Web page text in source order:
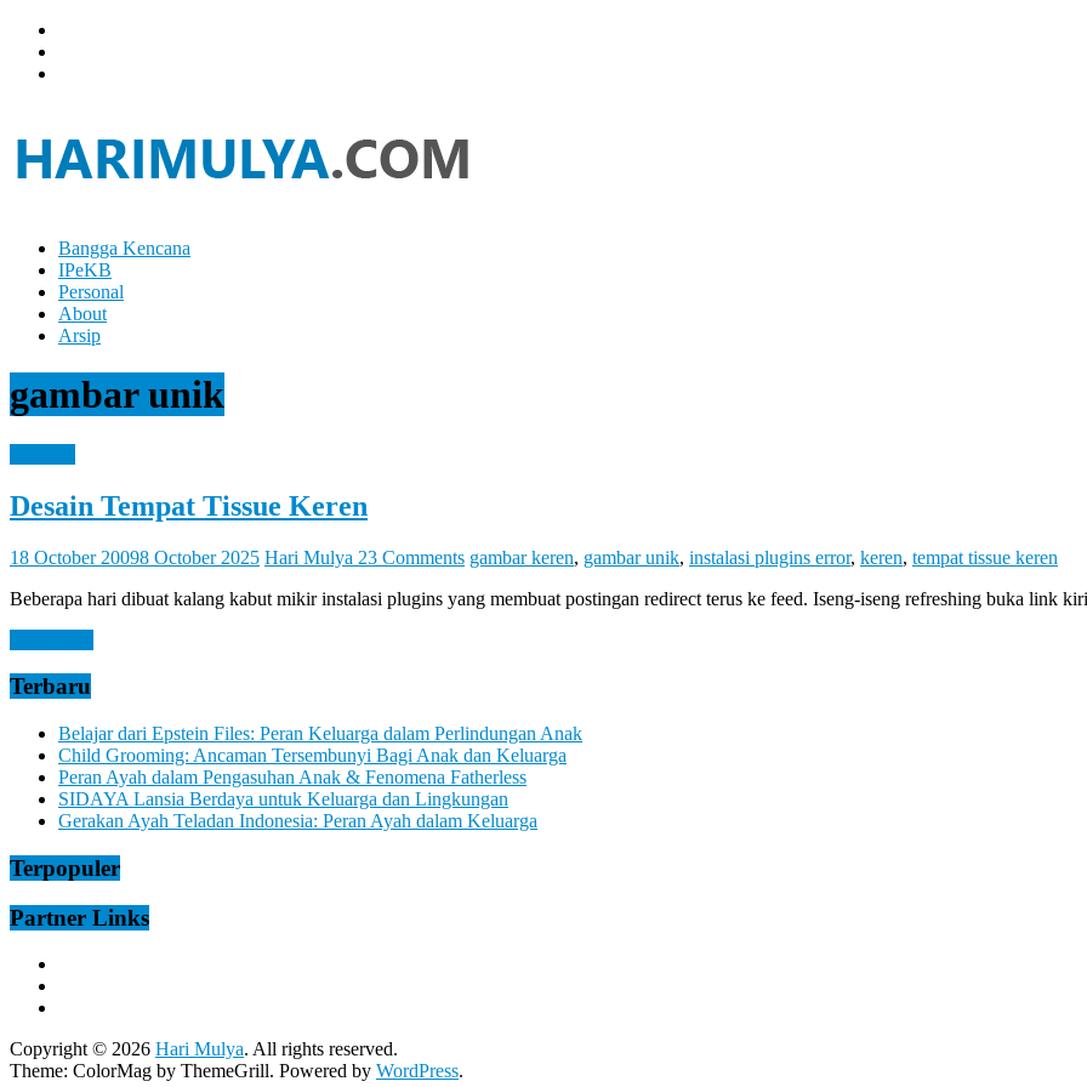
Skip
content
Hari
Mulya
Brain
Can
Analyze
Right
Brain
You
Feel
It
Bangga Kencana
IPeKB
Personal
About
Arsip
gambar unik
Desain Tempat Tissue Keren
18 October 20098 October 2025 Hari Mulya 23 Comments gambar keren, gambar unik, instalasi plugins error, keren, tempat tissue keren
Beberapa hari dibuat kalang kabut mikir instalasi plugins yang membuat postingan redirect terus ke feed. Iseng-iseng refreshing buka link
Terbaru
Belajar dari Epstein Files: Peran Keluarga dalam Perlindungan Anak
Child Grooming: Ancaman Tersembunyi Bagi Anak dan Keluarga
Peran Ayah dalam Pengasuhan Anak & Fenomena Fatherless
SIDAYA Lansia Berdaya untuk Keluarga dan Lingkungan
Gerakan Ayah Teladan Indonesia: Peran Ayah dalam Keluarga
Terpopuler
Partner Links
Copyright © 2026 Hari Mulya. All rights reserved.
Theme: ColorMag by ThemeGrill. Powered by WordPress.